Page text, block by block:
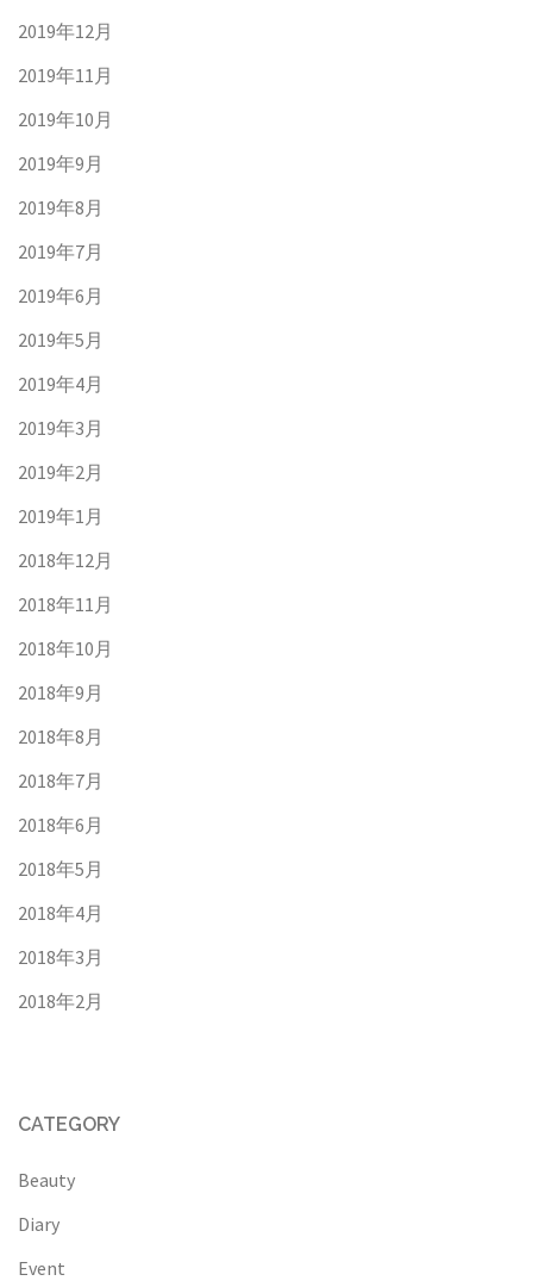
2019年12月
2019年11月
2019年10月
2019年9月
2019年8月
2019年7月
2019年6月
2019年5月
2019年4月
2019年3月
2019年2月
2019年1月
2018年12月
2018年11月
2018年10月
2018年9月
2018年8月
2018年7月
2018年6月
2018年5月
2018年4月
2018年3月
2018年2月
CATEGORY
Beauty
Diary
Event